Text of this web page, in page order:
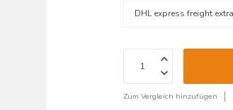
Zum Vergleich hinzufügen